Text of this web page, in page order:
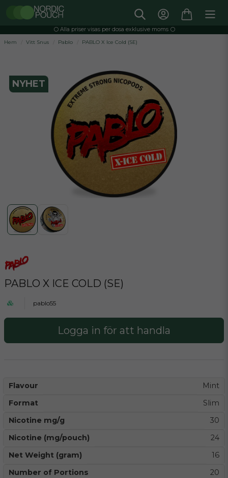
⚪️ Alla priser visas per dosa exklusive moms ⚪️
Hem
Vitt Snus Pablo PABLO X Ice Cold (SE)
NYHET
PABLO X ICE COLD (SE)
pablo55
Logga in för att handla
Flavour
Mint
Format
Slim
Nicotine mg/g
30
Nicotine (mg/pouch)
24
Net Weight (gram)
16
Number of Portions
20